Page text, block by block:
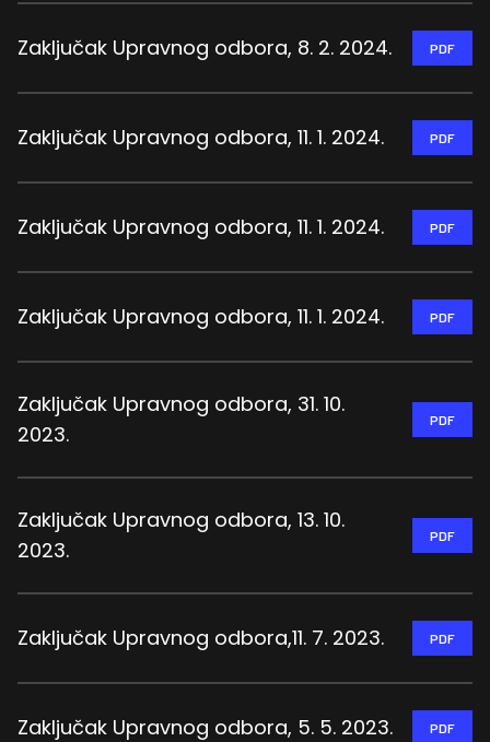
Zaključak Upravnog odbora, 8. 2. 2024. PDF
Zaključak Upravnog odbora, 11. 1. 2024. PDF
Zaključak Upravnog odbora, 11. 1. 2024. PDF
Zaključak Upravnog odbora, 11. 1. 2024. PDF
Zaključak Upravnog odbora, 31. 10.
2023.
PDF
Zaključak Upravnog odbora, 13. 10.
2023.
PDF
Zaključak Upravnog odbora,11. 7. 2023. PDF
Zaključak Upravnog odbora, 5. 5. 2023. PDF